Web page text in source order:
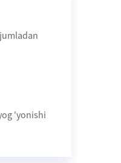
'yonishi